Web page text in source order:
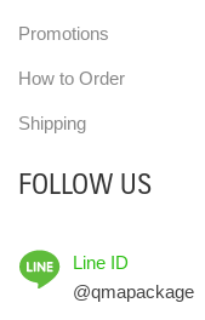
Promotions
How to Order
Shipping
FOLLOW US
Line ID
@qmapackage